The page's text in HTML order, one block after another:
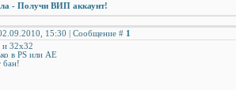
- Получи ВИП аккаунт!
15:30 | Сообщение # 1
и 32х32
в PS или AE
бан!